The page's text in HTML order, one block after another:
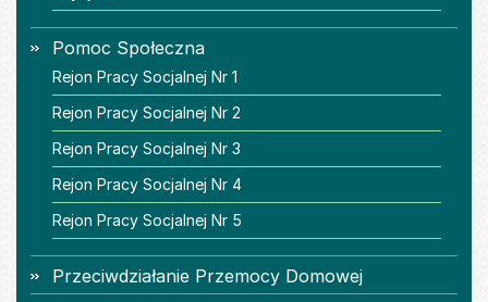
Pomoc Społeczna
Rejon Pracy Socjalnej Nr 1
Rejon Pracy Socjalnej Nr 2
Rejon Pracy Socjalnej Nr 3
Rejon Pracy Socjalnej Nr 4
Rejon Pracy Socjalnej Nr 5
Przeciwdziałanie Przemocy Domowej